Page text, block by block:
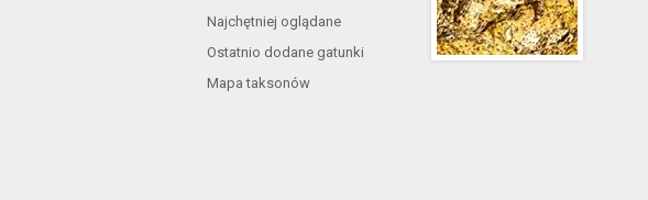
Najchętniej oglądane
Ostatnio dodane gatunki
Mapa taksonów